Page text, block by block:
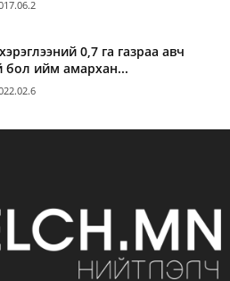
0,7 га газраа авч
бол ийм амархан...